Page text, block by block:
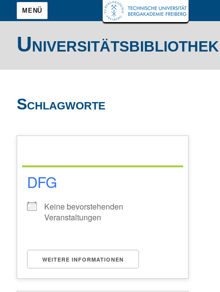
MENÜ
Universitätsbibliothek
Schlagworte
DFG
Keine bevorstehenden
Veranstaltungen
WEITERE INFORMATIONEN